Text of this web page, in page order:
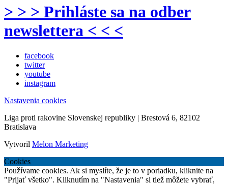
> > > Prihláste sa na odber
newslettera < < <
facebook
twitter
youtube
instagram
Nastavenia cookies
Liga proti rakovine Slovenskej republiky | Brestová 6, 82102
Bratislava
Vytvoril Melon Marketing
Cookies
Používame cookies. Ak si myslíte, že je to v poriadku, kliknite na
"Prijať všetko". Kliknutím na "Nastavenia" si tiež môžete vybrať,